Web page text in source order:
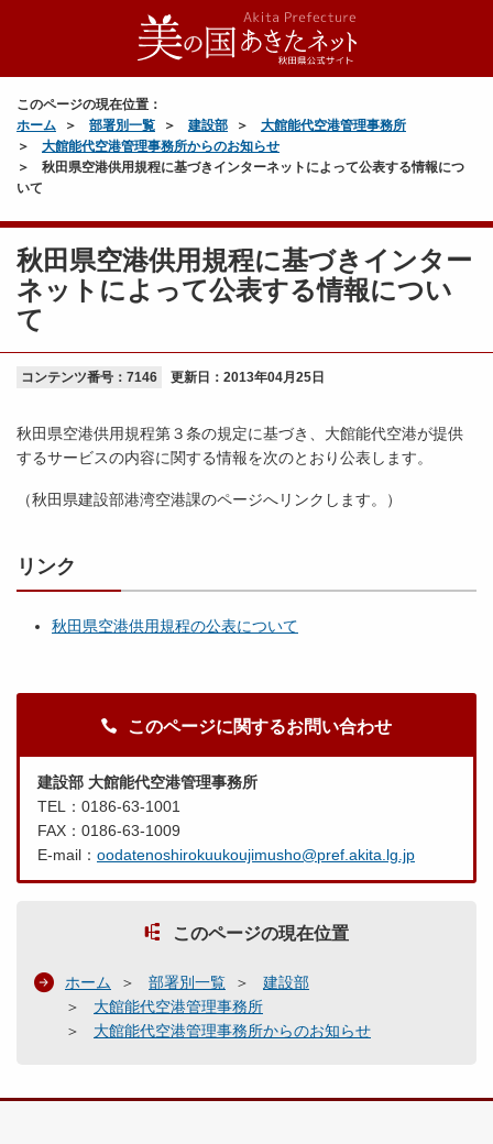
このページの現在位置：
ホーム
部署別一覧 建設部
大館能代空港管理事務所
大館能代空港管理事務所からのお知らせ
秋田県空港供用規程に基づきインターネットによって公表する情報につ
いて
秋田県空港供用規程に基づきインター
ネットによって公表する情報につい
て
コンテンツ番号：7146 更新日： 2013年04月25日
秋田県空港供用規程第３条の規定に基づき、大館能代空港が提供
するサービスの内容に関する情報を次のとおり公表します。
（秋田県建設部港湾空港課のページへリンクします。）
リンク
秋田県空港供用規程の公表について
このページに関するお問い合わせ
建設部 大館能代空港管理事務所
TEL：0186-63-1001
FAX：0186-63-1009
E-mail： oodatenoshirokuukoujimusho@pref.akita.lg.jp
このページの現在位置
ホーム 部署別一覧
建設部
大館能代空港管理事務所
大館能代空港管理事務所からのお知らせ